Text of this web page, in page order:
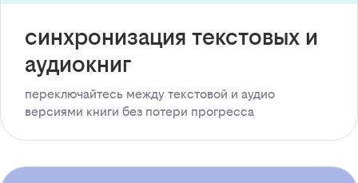
синхронизация текстовых и
аудиокниг
переключайтесь между текстовой и аудио
версиями книги без потери прогресса